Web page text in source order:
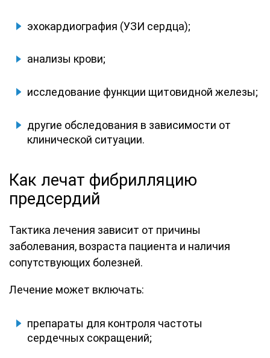
эхокардиография (УЗИ сердца);
анализы крови;
исследование функции щитовидной железы;
другие обследования в зависимости от
клинической ситуации.
Как лечат фибрилляцию
предсердий
Тактика лечения зависит от причины
заболевания, возраста пациента и наличия
сопутствующих болезней.
Лечение может включать:
препараты для контроля частоты
сердечных сокращений;